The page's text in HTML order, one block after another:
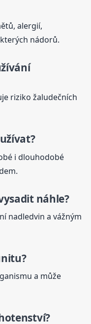
alergií,
nádorů.
riziko žaludečních
užívat?
i dlouhodobé
náhle?
nadledvin a vážným
a může